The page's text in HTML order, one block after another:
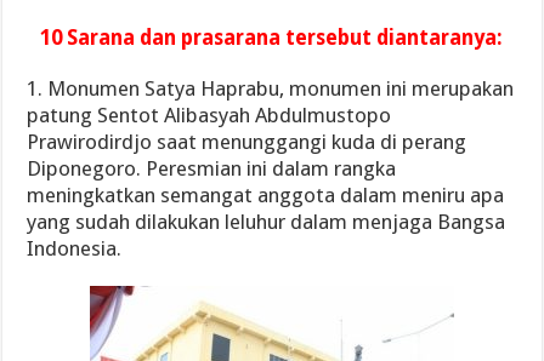
10 Sarana dan prasarana tersebut diantaranya:
1. Monumen Satya Haprabu, monumen ini merupakan
patung Sentot Alibasyah Abdulmustopo
Prawirodirdjo saat menunggangi kuda di perang
Diponegoro. Peresmian ini dalam rangka
meningkatkan semangat anggota dalam meniru apa
yang sudah dilakukan leluhur dalam menjaga Bangsa
Indonesia.